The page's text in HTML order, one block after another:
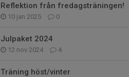
Reflektion från fredagsträningen!
10 jan 2025 0
Julpaket 2024
12 nov 2024 4
Träning höst/vinter